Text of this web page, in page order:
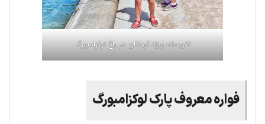
تفریحات ویژه کودکان در باغ لوکزامبورگ
فواره معروف پارک لوکزامبورگ